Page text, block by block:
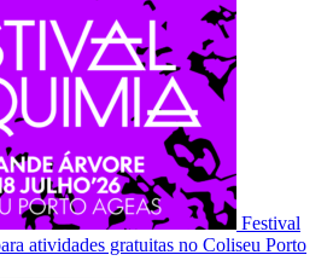
Festival
atividades gratuitas no Coliseu Porto